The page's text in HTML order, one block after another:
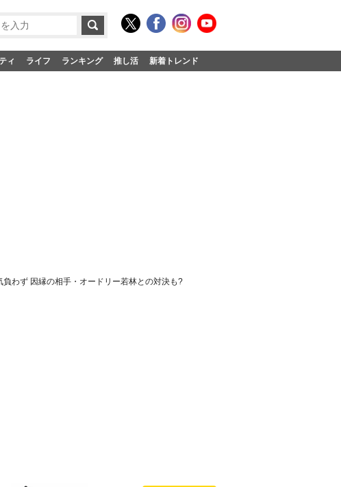
ィ ライフ ランキング 推し活 新着トレンド
わず 因縁の相手・オードリー若林との対決も?